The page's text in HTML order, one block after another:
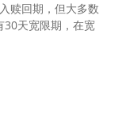
赎回期，但大多数
天宽限期，在宽